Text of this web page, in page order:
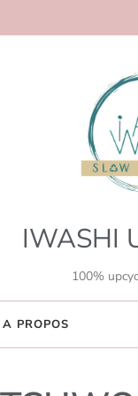
IWASHI
100%
A PROPOS